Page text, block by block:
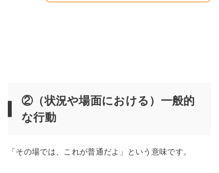
②（状況や場面における）一般的
な行動
「その場では、これが普通だよ」という意味です。